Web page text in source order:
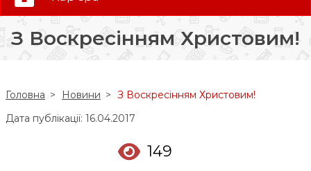
Слідкуй за нами:
З Воскресінням Христовим!
Головна Новини
З Воскресінням Христовим!
Дата публікації: 16.04.2017
149